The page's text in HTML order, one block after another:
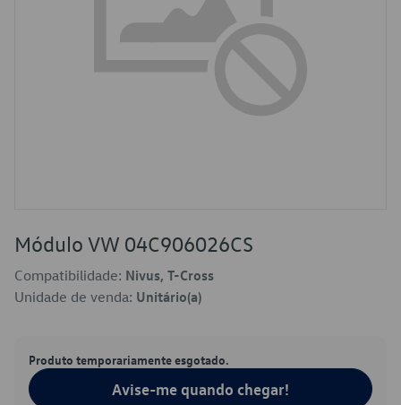
Módulo VW 04C906026CS
Compatibilidade: Nivus, T-Cross
Unidade de venda: Unitário(a)
Produto temporariamente esgotado.
Avise-me quando chegar!